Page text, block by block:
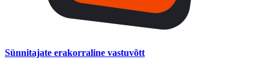
Sünnitajate erakorraline vastuvõtt